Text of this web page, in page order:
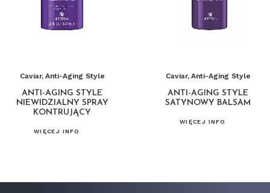
Caviar, Anti-Aging Style
ANTI-AGING STYLE
NIEWIDZIALNY SPRAY
KONTRUJĄCY
WIĘCEJ INFO
Caviar, Anti-Aging Style
ANTI-AGING STYLE
SATYNOWY BALSAM
WIĘCEJ INFO